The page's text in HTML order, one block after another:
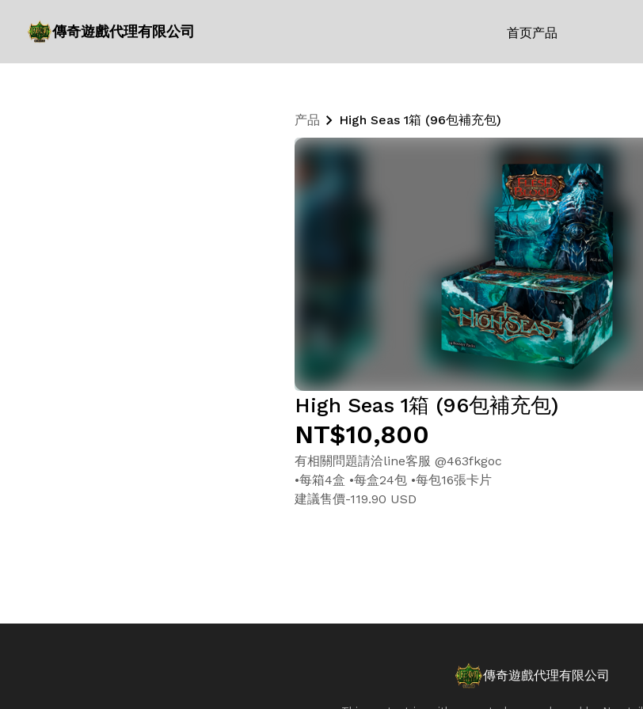
傳奇遊戲代理有限公司 首页产品
产品 High Seas 1箱 (96包補充包)
High Seas 1箱 (96包補充包)
NT$10,800
有相關問題請洽line客服 @463fkgoc
•每箱4盒 •每盒24包 •每包16張卡片
建議售價-119.90 USD
傳奇遊戲代理有限公司